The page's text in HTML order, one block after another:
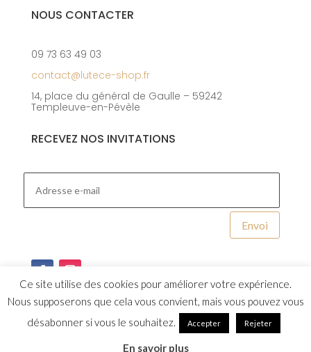
NOUS CONTACTER
09 73 63 49 03
contact@lutece-shop.fr
14, place du général de Gaulle – 59242
Templeuve-en-Pévèle
RECEVEZ NOS INVITATIONS
Envoi
Studio Capuche
Ce site utilise des cookies pour améliorer votre expérience.
Nous supposerons que cela vous convient, mais vous pouvez vous
désabonner si vous le souhaitez.
Accepter Rejeter
En savoir plus